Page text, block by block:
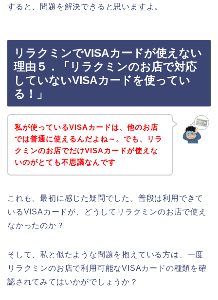
すると、問題を解決できると思いますよ。
リラクミンでVISAカードが使えない
理由５．「リラクミンのお店で対応
していないVISAカードを使ってい
る！」
私が使っているVISAカードは、他のお店
では普通に使えるんだよね～。でも、リラ
クミンのお店でだけVISAカードが使えな
いのがとても不思議なんです
これも、最初に感じた疑問でした。普段は利用できて
いるVISAカードが、どうしてリラクミンのお店で使え
なかったのか？
そして、私と似たような問題を抱えている方は、一度
リラクミンのお店で利用可能なVISAカードの種類を確
認されてみてはいかがでしょうか？